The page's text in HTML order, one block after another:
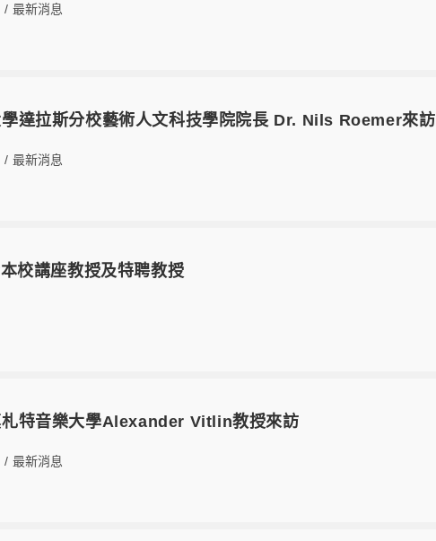
/ 最新消息
達拉斯分校藝術人文科技學院院長 Dr. Nils Roemer來訪
/ 最新消息
校講座教授及特聘教授
特音樂大學Alexander Vitlin教授來訪
/ 最新消息